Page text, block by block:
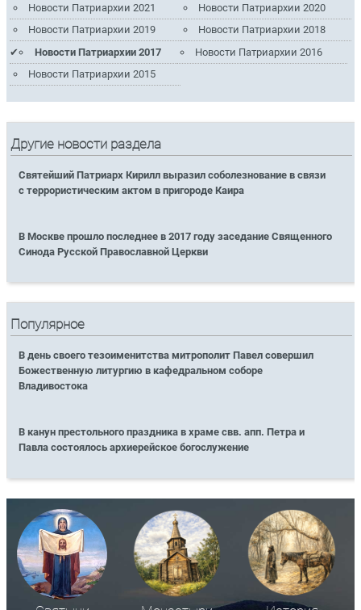
Новости Патриархии 2021
Новости Патриархии 2020
Новости Патриархии 2019
Новости Патриархии 2018
Новости Патриархии 2017
Новости Патриархии 2016
Новости Патриархии 2015
Другие новости раздела
Святейший Патриарх Кирилл выразил соболезнование в связи
с террористическим актом в пригороде Каира
В Москве прошло последнее в 2017 году заседание Священного
Синода Русской Православной Церкви
Популярное
В день своего тезоименитства митрополит Павел совершил
Божественную литургию в кафедральном соборе
Владивостока
В канун престольного праздника в храме свв. апп. Петра и
Павла состоялось архиерейское богослужение